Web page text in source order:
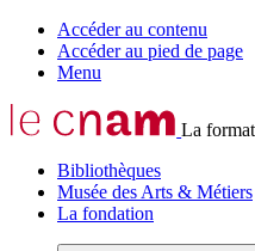
Accéder au contenu
Accéder au pied de page
Menu
La
Bibliothèques
Musée des Arts & Métiers
La fondation